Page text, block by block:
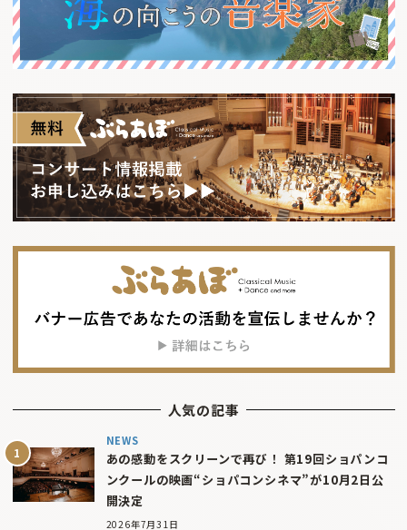
人気の記事
NEWS
あの感動をスクリーンで再び！ 第19回ショパンコ
ンクールの映画“ショパコンシネマ”が10月2日公
開決定
2026年7月31日